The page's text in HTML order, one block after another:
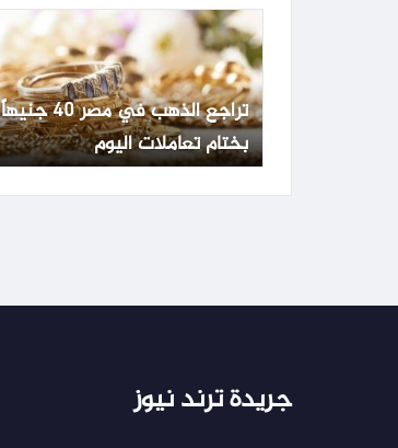
تراجع الذهب في مصر 40 جنيهاً
بختام تعاملات اليوم
جريدة ترند نيوز